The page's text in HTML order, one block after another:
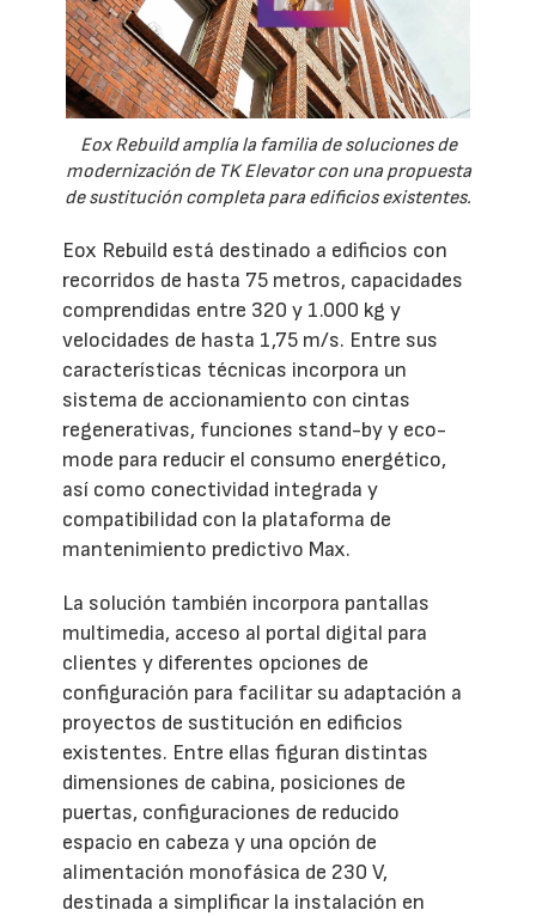
Eox Rebuild amplía la familia de soluciones de
modernización de TK Elevator con una propuesta
de sustitución completa para edificios existentes.
Eox Rebuild está destinado a edificios con
recorridos de hasta 75 metros, capacidades
comprendidas entre 320 y 1.000 kg y
velocidades de hasta 1,75 m/s. Entre sus
características técnicas incorpora un
sistema de accionamiento con cintas
regenerativas, funciones stand-by y eco-
mode para reducir el consumo energético,
así como conectividad integrada y
compatibilidad con la plataforma de
mantenimiento predictivo Max.
La solución también incorpora pantallas
multimedia, acceso al portal digital para
clientes y diferentes opciones de
configuración para facilitar su adaptación a
proyectos de sustitución en edificios
existentes. Entre ellas figuran distintas
dimensiones de cabina, posiciones de
puertas, configuraciones de reducido
espacio en cabeza y una opción de
alimentación monofásica de 230 V,
destinada a simplificar la instalación en